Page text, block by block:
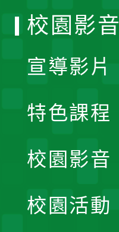
校園影音
宣導影片
特色課程
校園影音
校園活動